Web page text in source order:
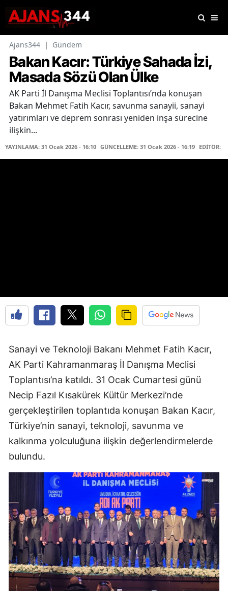
Ajans344 | Gündem
Bakan Kacır: Türkiye Sahada İzi,
Masada Sözü Olan Ülke
AK Parti İl Danışma Meclisi Toplantısı’nda konuşan
Bakan Mehmet Fatih Kacır, savunma sanayii, sanayi
yatırımları ve deprem sonrası yeniden inşa sürecine
ilişkin...
YAYINLAMA: 31 Ocak 2026 - 16:10 GÜNCELLEME: 31 Ocak 2026 - 16:19 EDİTÖR:
Sanayi ve Teknoloji Bakanı Mehmet Fatih Kacır,
AK Parti Kahramanmaraş İl Danışma Meclisi
Toplantısı’na katıldı. 31 Ocak Cumartesi günü
Necip Fazıl Kısakürek Kültür Merkezi’nde
gerçekleştirilen toplantıda konuşan Bakan Kacır,
Türkiye’nin sanayi, teknoloji, savunma ve
kalkınma yolculuğuna ilişkin değerlendirmelerde
bulundu.